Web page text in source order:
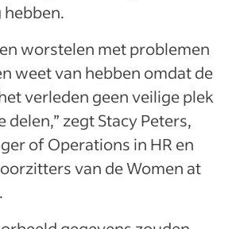
worstelen met problemen
weet van hebben omdat de
verleden geen veilige plek
delen,” zegt Stacy Peters,
of Operations in HR en
van de Women at